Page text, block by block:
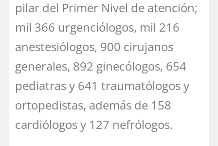
pilar del Primer Nivel de atención;
mil 366 urgenciólogos, mil 216
anestesiólogos, 900 cirujanos
generales, 892 ginecólogos, 654
pediatras y 641 traumatólogos y
ortopedistas, además de 158
cardiólogos y 127 nefrólogos.